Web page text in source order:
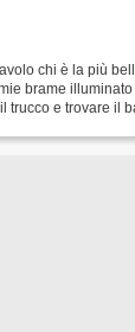
chi è la più
brame
trucco e trovare il